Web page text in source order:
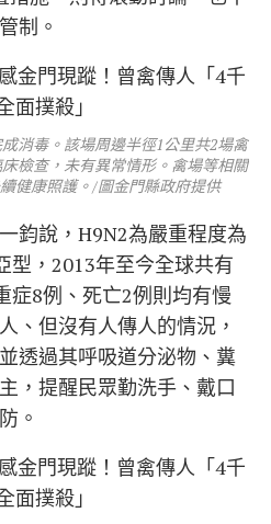
制。
消毒。該場周邊半徑1公里共2場禽
檢查，未有異常情形。禽場等相關
健康照護。/圖金門縣政府提供
鈞說，H9N2為嚴重程度為
型，2013年至今全球共有
症8例、死亡2例則均有慢
、但沒有人傳人的情況，
透過其呼吸道分泌物、糞
，提醒民眾勤洗手、戴口
。